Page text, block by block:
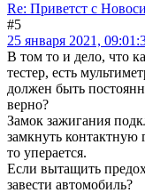
Re: Приветст с
#5
25 января 2021,
В том то и дело, что
тестер, есть
должен быть
верно?
Замок зажигания
замкнуть контактную
то уперается.
Если вытащить
завести автомобиль?